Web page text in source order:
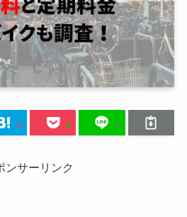
ンサーリンク